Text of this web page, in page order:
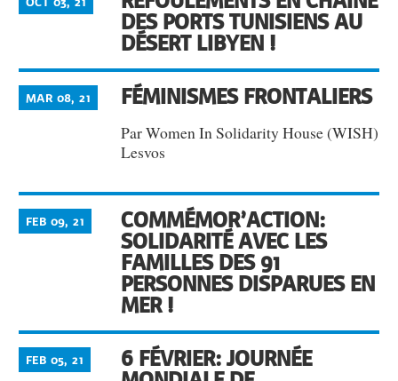
DES PORTS TUNISIENS AU
DÉSERT LIBYEN !
FÉMINISMES FRONTALIERS
MAR 08, 21
Par Women In Solidarity House (WISH)
Lesvos
COMMÉMOR’ACTION:
SOLIDARITÉ AVEC LES
FAMILLES DES 91
PERSONNES DISPARUES EN
MER !
FEB 09, 21
6 FÉVRIER: JOURNÉE
FEB 05, 21